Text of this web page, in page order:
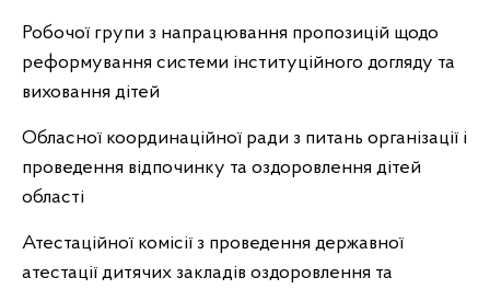
Робочої групи з напрацювання пропозицій щодо
реформування системи інституційного догляду та
виховання дітей
Обласної координаційної ради з питань організації і
проведення відпочинку та оздоровлення дітей
області
Атестаційної комісії з проведення державної
атестації дитячих закладів оздоровлення та